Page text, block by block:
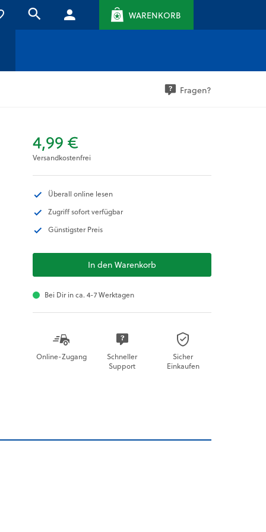
WARENKORB
Fragen?
4,99 €
Versandkostenfrei
Überall online lesen
Zugriff sofort verfügbar
Günstigster Preis
In den Warenkorb
Bei Dir in ca. 4-7 Werktagen
Online-Zugang
Schneller
Support
Sicher
Einkaufen